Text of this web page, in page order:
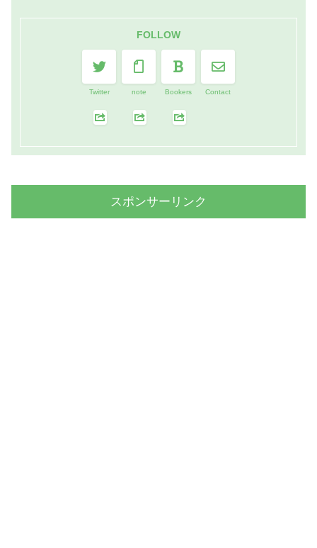
FOLLOW
Twitter note Bookers Contact
スポンサーリンク